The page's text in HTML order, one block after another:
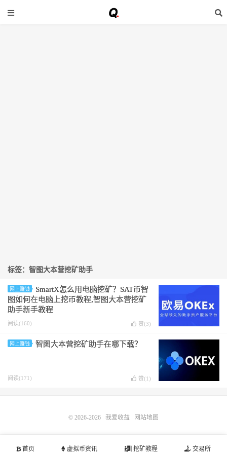
标签：智图大本营挖矿助手
网上赚钱
SmartX怎么用电脑挖矿？SAT币智
图如何在电脑上挖币教程,智图大本营挖矿
助手新手教程
阅读(160) 赞(3)
网上赚钱 智图大本营挖矿助手在哪下载？
阅读(171) 赞(1 )
首页 虚拟币资讯 挖矿教程 交易所
© 2026-2026 我爱收益 网站地图